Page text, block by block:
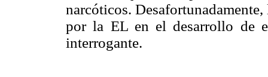
narcóticos.
por la EL en el desarrollo de
interrogante.